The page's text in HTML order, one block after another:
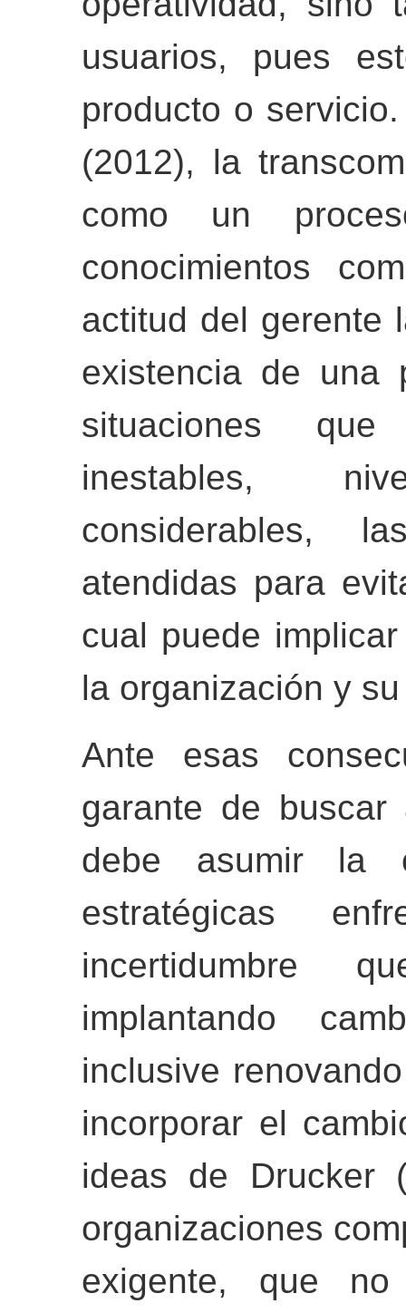
usuarios, pues
producto o
(2012), la
como un
conocimientos
actitud del gerente
existencia de una
situaciones que
inestables,
considerables,
atendidas para
cual puede
la organización y
Ante esas
garante de buscar
debe asumir la
estratégicas
incertidumbre
implantando
inclusive
incorporar el
ideas de Drucker
organizaciones
exigente, que